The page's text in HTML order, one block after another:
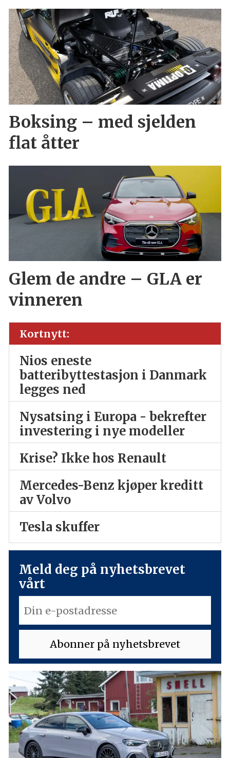
Boksing – med sjelden
flat åtter
Glem de andre – GLA er
vinneren
Kortnytt:
Nios eneste
batteribyttestasjon i Danmark
legges ned
Nysatsing i Europa - bekrefter
investering i nye modeller
Krise? Ikke hos Renault
Mercedes-Benz kjøper kreditt
av Volvo
Tesla skuffer
Meld deg på nyhetsbrevet
vårt